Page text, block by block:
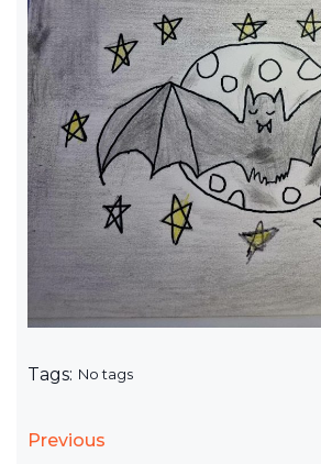
Tags: No tags
Previous